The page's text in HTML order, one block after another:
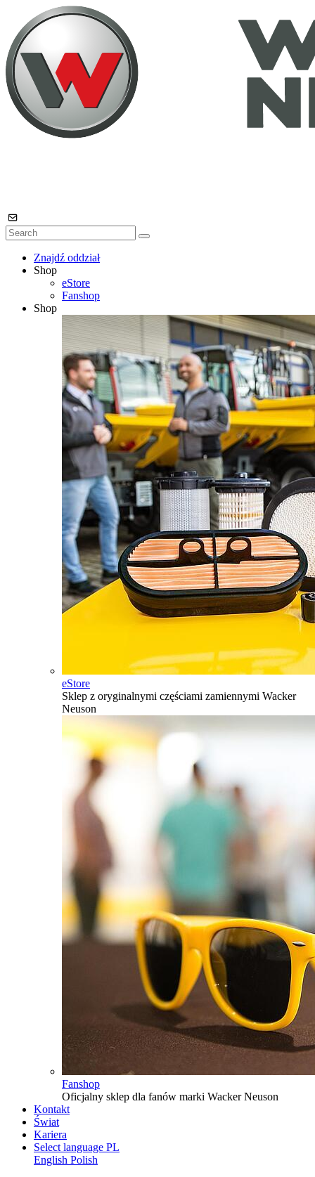
Znajdź oddział
Shop
eStore
Fanshop
Shop
eStore
Sklep z oryginalnymi częściami zamiennymi Wacker
Neuson
Fanshop
Oficjalny sklep dla fanów marki Wacker Neuson
Kontakt
Świat
Kariera
Select language PL
English Polish